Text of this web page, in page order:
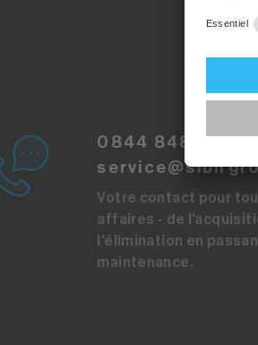
0844 848 848
Votre contact pour
affaires - de
l'élimination en
maintenance.